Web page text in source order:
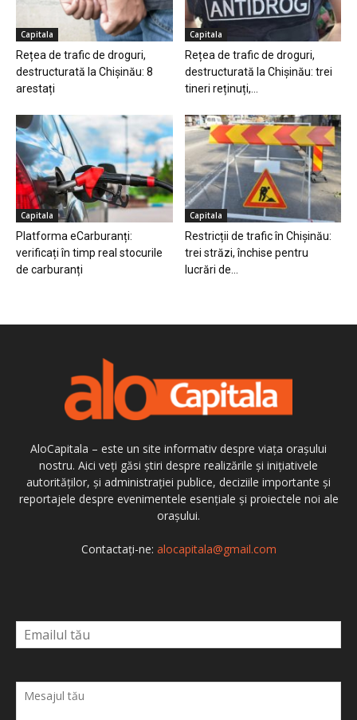
Capitala
Rețea de trafic de droguri,
destructurată la Chișinău: 8
arestați
Capitala
Rețea de trafic de droguri,
destructurată la Chișinău: trei
tineri reținuți,...
Capitala
Platforma eCarburanți:
verificați în timp real stocurile
de carburanți
Capitala
Restricții de trafic în Chișinău:
trei străzi, închise pentru
lucrări de...
AloCapitala – este un site informativ despre viața orașului
nostru. Aici veți găsi știri despre realizările și inițiativele
autorităților, și administrației publice, deciziile importante și
reportajele despre evenimentele esențiale și proiectele noi ale
orașului.
Contactați-ne: alocapitala@gmail.com